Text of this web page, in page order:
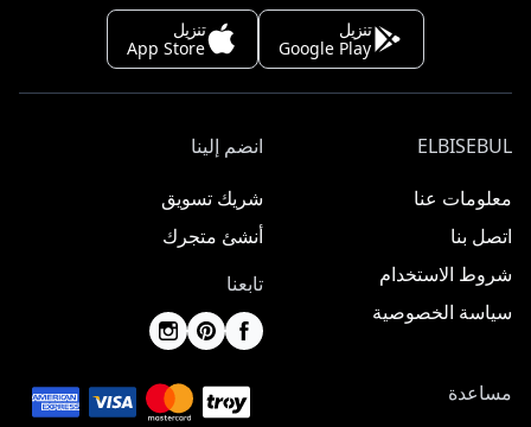
تنزيل
Google Play
تنزيل
App Store
ELBISEBUL
معلومات عنا
اتصل بنا
شروط الاستخدام
سياسة الخصوصية
انضم إلينا
شريك تسويق
أنشئ متجرك
تابعنا
مساعدة